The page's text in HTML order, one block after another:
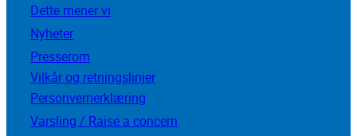
Dette mener vi
Nyheter
Presserom
Vilkår og retningslinjer
Personvernerklæring
Varsling / Raise a concern